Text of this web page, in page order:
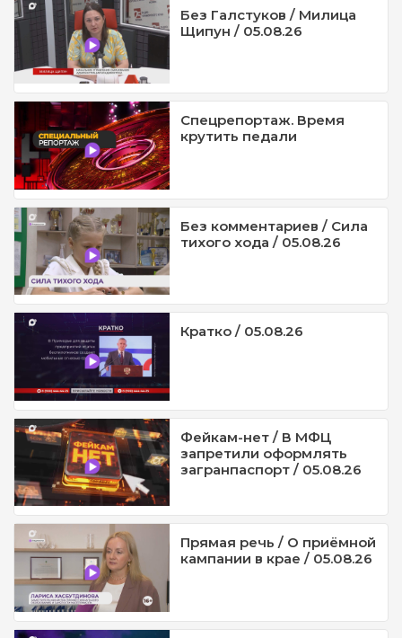
Без Галстуков / Милица
Щипун / 05.08.26
Спецрепортаж. Время
крутить педали
Без комментариев / Сила
тихого хода / 05.08.26
Кратко / 05.08.26
Фейкам-нет / В МФЦ
запретили оформлять
загранпаспорт / 05.08.26
Прямая речь / О приёмной
кампании в крае / 05.08.26